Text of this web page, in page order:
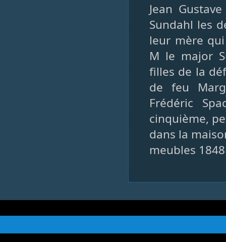
Jean
Sundahl les
leur mère
M le major
filles de la
de feu
Frédéric
cinquième,
dans la
meubles